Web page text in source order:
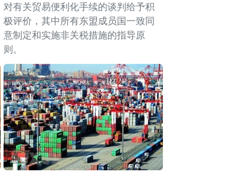
对有关贸易便利化手续的谈判给予积
极评价，其中所有东盟成员国一致同
意制定和实施非关税措施的指导原
则。